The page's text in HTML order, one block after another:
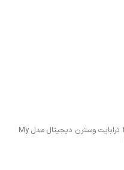
هارددیسک اکسترنال 24 ترابایت وسترن دیجیتال مدل My